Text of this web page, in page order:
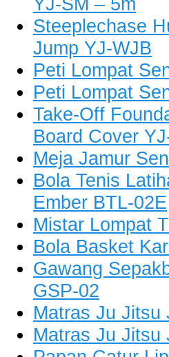
Steeplechase
Jump YJ-WJB
Peti Lompat
Peti Lompat
Take-Off
Board Cover
Meja Jamur
Bola Tenis
Ember BTL-02E
Mistar Lompat
Bola Basket
Gawang
GSP-02
Matras Ju Jitsu
Matras Ju Jitsu